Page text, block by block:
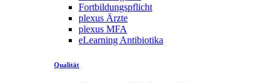
Fortbildungspflicht
plexus Ärzte
plexus MFA
eLearning Antibiotika
Qualität